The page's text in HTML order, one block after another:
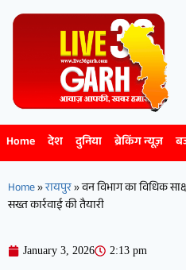
Home देश दुनिया ब्रेकिंग न्यूज़
Home»रायपुर»वन विभाग का विधिक
सख्त कार्रवाई की तैयारी
January 3, 2026 2:13 pm